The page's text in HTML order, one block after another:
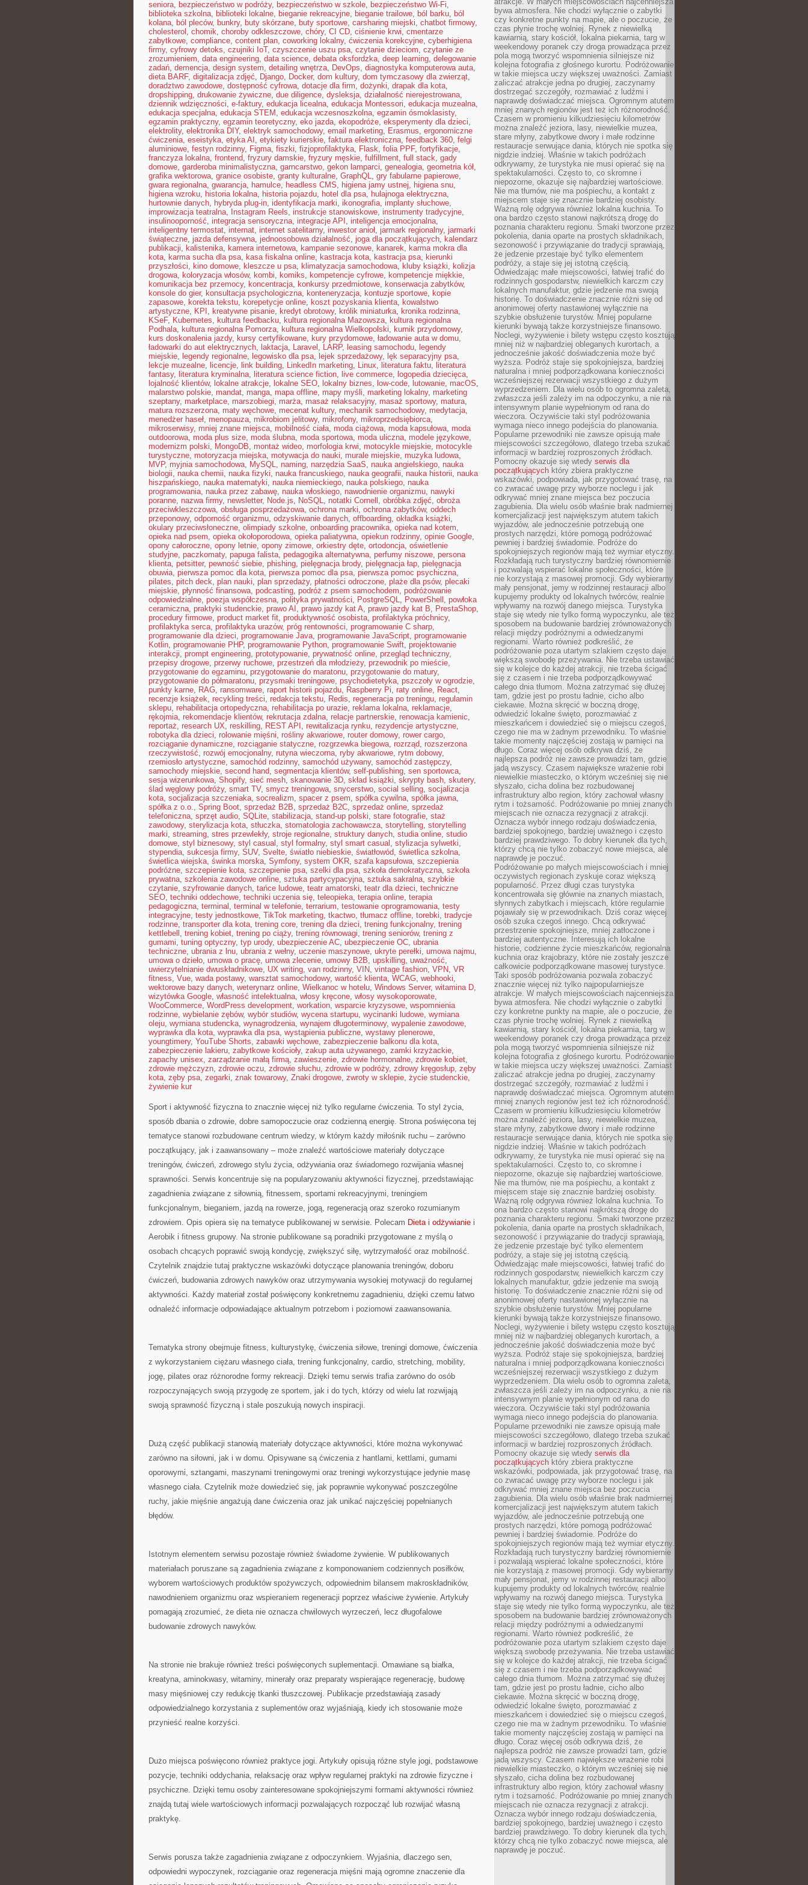
seniora, bezpieczeństwo w podróży, bezpieczeństwo w szkole, bezpieczeństwo Wi-Fi,
biblioteka szkolna, biblioteki lokalne, bieganie rekreacyjne, bieganie trailowe, ból barku, ból
kolana, ból pleców, bunkry, buty skórzane, buty sportowe, carsharing miejski, chatbot firmowy,
cholesterol , chomik, choroby odkleszczowe, chóry, CI CD, ciśnienie krwi, cmentarze
zabytkowe, compliance, content plan, coworking lokalny, ćwiczenia korekcyjne, cyberhigiena
firmy, cyfrowy detoks, czujniki IoT, czyszczenie uszu psa, czytanie dzieciom, czytanie ze
zrozumieniem, data engineering, data science, debata oksfordzka, deep learning, delegowanie
zadań, demencja, design system, detailing wnętrza, DevOps, diagnostyka komputerowa auta,
dieta BARF, digitalizacja zdjęć, Django, Docker, dom kultury, dom tymczasowy dla zwierząt,
doradztwo zawodowe, dostępność cyfrowa, dotacje dla firm, dożynki, drapak dla kota,
dropshipping, drukowanie żywiczne, due diligence, dysleksja, działalność nierejestrowana,
dziennik wdzięczności, e-faktury, edukacja licealna, edukacja Montessori, edukacja muzealna,
edukacja specjalna, edukacja STEM , edukacja wczesnoszkolna, egzamin ósmoklasisty,
egzamin praktyczny, egzamin teoretyczny, eko jazda, ekopodróże, eksperymenty dla dzieci,
elektrolity, elektronika DIY, elektryk samochodowy, email marketing, Erasmus, ergonomiczne
ćwiczenia, eseistyka, etyka AI , etykiety kurierskie, faktura elektroniczna, feedback 360, felgi
aluminiowe, festyn rodzinny, Figma, fiszki, fizjoprofilaktyka, Flask, folia PPF, fortyfikacje,
franczyza lokalna, frontend, fryzury damskie, fryzury męskie, fulfillment, full stack, gady
domowe, garderoba minimalistyczna, garncarstwo, gekon lamparci, genealogia, geometria kół,
grafika wektorowa, granice osobiste, granty kulturalne, GraphQL, gry fabularne papierowe,
gwara regionalna, gwarancja, hamulce, headless CMS, higiena jamy ustnej, higiena snu,
higiena wzroku, historia lokalna, historia pojazdu, hotel dla psa, hulajnoga elektryczna,
hurtownie danych, hybryda plug-in, identyfikacja marki, ikonografia, implanty słuchowe,
improwizacja teatralna, Instagram Reels, instrukcje stanowiskowe, instrumenty tradycyjne,
insulinooporność, integracja sensoryczna, integracje API , inteligencja emocjonalna,
inteligentny termostat, internat, internet satelitarny, inwestor anioł, jarmark regionalny, jarmarki
świąteczne, jazda defensywna, jednoosobowa działalność, joga dla początkujących, kalendarz
publikacji, kalistenika, kamera internetowa, kampanie sezonowe, kanarek, karma mokra dla
kota, karma sucha dla psa, kasa fiskalna online, kastracja kota, kastracja psa, kierunki
przyszłości, kino domowe, kleszcze u psa, klimatyzacja samochodowa, kluby książki, kolizja
drogowa, koloryzacja włosów, kombi, komiks, kompetencje cyfrowe, kompetencje miękkie,
komunikacja bez przemocy, koncentracja, konkursy przedmiotowe, konserwacja zabytków,
konsole do gier, konsultacja psychologiczna, konteneryzacja, kontuzje sportowe, kopie
zapasowe, korekta tekstu, korepetycje online, koszt pozyskania klienta, kowalstwo
artystyczne, KPI , kreatywne pisanie, kredyt obrotowy, królik miniaturka, kronika rodzinna,
KSeF, Kubernetes, kultura feedbacku, kultura regionalna Mazowsza, kultura regionalna
Podhala, kultura regionalna Pomorza, kultura regionalna Wielkopolski, kurnik przydomowy,
kurs doskonalenia jazdy, kursy certyfikowane, kury przydomowe, ładowanie auta w domu,
ładowarki do aut elektrycznych, laktacja, Laravel , LARP, leasing samochodu, legendy
miejskie, legendy regionalne, legowisko dla psa, lejek sprzedażowy, lęk separacyjny psa,
lekcje muzealne, licencje, link building, LinkedIn marketing, Linux, literatura faktu, literatura
fantasy, literatura kryminalna, literatura science fiction, live commerce, logopedia dziecięca,
lojalność klientów, lokalne atrakcje, lokalne SEO, lokalny biznes, low-code, lutowanie, macOS,
malarstwo polskie, mandat, manga, mapa offline, mapy myśli, marketing lokalny, marketing
szeptany, marketplace, marszobiegi, marża, masaż relaksacyjny, masaż sportowy, matura,
matura rozszerzona, maty węchowe, mecenat kultury, mechanik samochodowy, medytacja,
menedżer haseł, menopauza, mikrobiom jelitowy, mikrofony, mikroprzedsiębiorca,
mikroserwisy, mniej znane miejsca, mobilność ciała, moda ciążowa, moda kapsułowa, moda
outdoorowa, moda plus size, moda ślubna, moda sportowa, moda uliczna, modele językowe,
modernizm polski, MongoDB, montaż wideo, morfologia krwi, motocykle miejskie, motocykle
turystyczne, motoryzacja miejska, motywacja do nauki, murale miejskie, muzyka ludowa,
MVP, myjnia samochodowa, MySQL, naming, narzędzia SaaS, nauka angielskiego, nauka
biologii, nauka chemii, nauka fizyki, nauka francuskiego, nauka geografii, nauka historii, nauka
hiszpańskiego, nauka matematyki, nauka niemieckiego, nauka polskiego, nauka
programowania, nauka przez zabawę, nauka włoskiego, nawodnienie organizmu, nawyki
poranne, nazwa firmy, newsletter, Node.js, NoSQL, notatki Cornell , obróbka zdjęć, obroża
przeciwkleszczowa, obsługa posprzedażowa, ochrona marki, ochrona zabytków, oddech
przeponowy, odporność organizmu, odzyskiwanie danych, offboarding, okładka książki,
okulary przeciwsłoneczne, olimpiady szkolne, onboarding pracownika, opieka nad kotem,
opieka nad psem, opieka okołoporodowa, opieka paliatywna, opiekun rodzinny, opinie Google,
opony całoroczne, opony letnie, opony zimowe, orkiestry dęte, ortodoncja, oświetlenie
studyjne, paczkomaty, papuga falista, pedagogika alternatywna, perfumy niszowe, persona
klienta, petsitter, pewność siebie, phishing, pielęgnacja brody, pielęgnacja łap, pielęgnacja
obuwia, pierwsza pomoc dla kota, pierwsza pomoc dla psa, pierwsza pomoc psychiczna,
pilates, pitch deck, plan nauki, plan sprzedaży, płatności odroczone, plaże dla psów, plecaki
miejskie, płynność finansowa, podcasting, podróż z psem samochodem, podróżowanie
odpowiedzialne, poezja współczesna, polityka prywatności, PostgreSQL, PowerShell , powłoka
ceramiczna, praktyki studenckie, prawo AI , prawo jazdy kat A, prawo jazdy kat B, PrestaShop,
procedury firmowe, product market fit, produktywność osobista, profilaktyka próchnicy,
profilaktyka serca, profilaktyka urazów, próg rentowności, programowanie C sharp,
programowanie dla dzieci, programowanie Java, programowanie JavaScript, programowanie
Kotlin, programowanie PHP, programowanie Python, programowanie Swift, projektowanie
interakcji, prompt engineering, prototypowanie, prywatność online, przegląd techniczny,
przepisy drogowe, przerwy ruchowe, przestrzeń dla młodzieży, przewodnik po mieście,
przygotowanie do egzaminu, przygotowanie do maratonu, przygotowanie do matury,
przygotowanie do półmaratonu, przysmaki treningowe, psychodietetyka, pszczoły w ogrodzie,
punkty karne, RAG, ransomware, raport historii pojazdu, Raspberry Pi, raty online, React,
recenzje książek, recykling treści, redakcja tekstu, Redis, regeneracja po treningu, regulamin
sklepu, rehabilitacja ortopedyczna, rehabilitacja po urazie, reklama lokalna, reklamacje,
rękojmia, rekomendacje klientów, rekrutacja zdalna, relacje partnerskie, renowacja kamienic,
reportaż, research UX, reskilling, REST API , rewitalizacja rynku, rezydencje artystyczne,
robotyka dla dzieci, rolowanie mięśni, rośliny akwariowe, router domowy, rower cargo,
rozciąganie dynamiczne, rozciąganie statyczne, rozgrzewka biegowa, rozrząd, rozszerzona
rzeczywistość, rozwój emocjonalny, rutyna wieczorna, ryby akwariowe, rytm dobowy,
rzemiosło artystyczne, samochód rodzinny, samochód używany, samochód zastępczy,
samochody miejskie, second hand, segmentacja klientów, self-publishing, sen sportowca,
sesja wizerunkowa, Shopify, sieć mesh, skanowanie 3D, skład książki, skrypty bash, skutery,
ślad węglowy podróży, smart TV, smycz treningowa, snycerstwo, social selling, socjalizacja
kota, socjalizacja szczeniaka, socrealizm, spacer z psem, spółka cywilna, spółka jawna,
spółka z o.o., Spring Boot, sprzedaż B2B, sprzedaż B2C, sprzedaż online, sprzedaż
telefoniczna, sprzęt audio, SQLite, stabilizacja, stand-up polski, stare fotografie, staż
zawodowy, sterylizacja kota, stłuczka, stomatologia zachowawcza, storytelling, storytelling
marki, streaming, stres przewlekły, stroje regionalne, struktury danych, studia online, studio
domowe, styl biznesowy, styl casual , styl formalny, styl smart casual , stylizacja sylwetki,
stypendia, sukcesja firmy, SUV, Svelte, światło niebieskie, światłowód, świetlica szkolna,
świetlica wiejska, świnka morska, Symfony, system OKR, szafa kapsułowa, szczepienia
podróżne, szczepienie kota, szczepienie psa, szelki dla psa, szkoła demokratyczna, szkoła
prywatna, szkolenia zawodowe online, sztuka partycypacyjna, sztuka sakralna, szybkie
czytanie, szyfrowanie danych, tańce ludowe, teatr amatorski, teatr dla dzieci, techniczne
SEO, techniki oddechowe, techniki uczenia się, teleopieka, terapia online, terapia
pedagogiczna, terminal , terminal w telefonie, terrarium, testowanie oprogramowania, testy
integracyjne, testy jednostkowe, TikTok marketing, tkactwo, tłumacz offline, torebki, tradycje
rodzinne, transporter dla kota, trening core, trening dla dzieci, trening funkcjonalny, trening
kettlebell , trening kobiet, trening po ciąży, trening równowagi, trening seniorów, trening z
gumami, tuning optyczny, typ urody, ubezpieczenie AC, ubezpieczenie OC, ubrania
techniczne, ubrania z lnu, ubrania z wełny, uczenie maszynowe, ukryte perełki, umowa najmu,
umowa o dzieło, umowa o pracę, umowa zlecenie, umowy B2B, upskilling, uważność,
uwierzytelnianie dwuskładnikowe, UX writing, van rodzinny, VIN, vintage fashion, VPN, VR
fitness, Vue, wada postawy, warsztat samochodowy, wartość klienta, WCAG, webhooki,
wektorowe bazy danych, weterynarz online, Wielkanoc w hotelu, Windows Server, witamina D,
wizytówka Google, własność intelektualna, włosy kręcone, włosy wysokoporowate,
WooCommerce, WordPress development, workation, wsparcie kryzysowe, wspomnienia
rodzinne, wybielanie zębów, wybór studiów, wycena startupu, wycinanki ludowe, wymiana
oleju, wymiana studencka, wynagrodzenia, wynajem długoterminowy, wypalenie zawodowe,
wyprawka dla kota, wyprawka dla psa, wystąpienia publiczne, wystawy plenerowe,
youngtimery, YouTube Shorts, zabawki węchowe, zabezpieczenie balkonu dla kota,
zabezpieczenie lakieru, zabytkowe kościoły, zakup auta używanego, zamki krzyżackie,
zapachy unisex, zarządzanie małą firmą, zawieszenie, zdrowie hormonalne, zdrowie kobiet,
zdrowie mężczyzn, zdrowie oczu, zdrowie słuchu, zdrowie w podróży, zdrowy kręgosłup, zęby
kota, zęby psa, zegarki, znak towarowy, Znaki drogowe, zwroty w sklepie, życie studenckie,
żywienie kur
Sport i aktywność fizyczna to znacznie więcej niż tylko regularne ćwiczenia. To styl życia,
sposób dbania o zdrowie, dobre samopoczucie oraz codzienną energię. Strona poświęcona tej
tematyce stanowi rozbudowane centrum wiedzy, w którym każdy miłośnik ruchu – zarówno
początkujący, jak i zaawansowany – może znaleźć wartościowe materiały dotyczące
treningów, ćwiczeń, zdrowego stylu życia, odżywiania oraz świadomego rozwijania własnej
sprawności. Serwis koncentruje się na popularyzowaniu aktywności fizycznej, przedstawiając
zagadnienia związane z siłownią, fitnessem, sportami rekreacyjnymi, treningiem
funkcjonalnym, bieganiem, jazdą na rowerze, jogą, regeneracją oraz szeroko rozumianym
zdrowiem. Opis opiera się na tematyce publikowanej w serwisie. Polecam Dieta i odżywianie i
Aerobik i fitness grupowy. Na stronie publikowane są poradniki przygotowane z myślą o
osobach chcących poprawić swoją kondycję, zwiększyć siłę, wytrzymałość oraz mobilność.
Czytelnik znajdzie tutaj praktyczne wskazówki dotyczące planowania treningów, doboru
ćwiczeń, budowania zdrowych nawyków oraz utrzymywania wysokiej motywacji do regularnej
aktywności. Każdy materiał został poświęcony konkretnemu zagadnieniu, dzięki czemu łatwo
odnaleźć informacje odpowiadające aktualnym potrzebom i poziomowi zaawansowania.
Tematyka strony obejmuje fitness, kulturystykę, ćwiczenia siłowe, treningi domowe, ćwiczenia
z wykorzystaniem ciężaru własnego ciała, trening funkcjonalny, cardio, stretching, mobility,
jogę, pilates oraz różnorodne formy rekreacji. Dzięki temu serwis trafia zarówno do osób
rozpoczynających swoją przygodę ze sportem, jak i do tych, którzy od wielu lat rozwijają
swoją sprawność fizyczną i stale poszukują nowych inspiracji.
Dużą część publikacji stanowią materiały dotyczące aktywności, które można wykonywać
zarówno na siłowni, jak i w domu. Opisywane są ćwiczenia z hantlami, kettlami, gumami
oporowymi, sztangami, maszynami treningowymi oraz treningi wykorzystujące jedynie masę
własnego ciała. Czytelnik może dowiedzieć się, jak poprawnie wykonywać poszczególne
ruchy, jakie mięśnie angażują dane ćwiczenia oraz jak unikać najczęściej popełnianych
błędów.
Istotnym elementem serwisu pozostaje również świadome żywienie. W publikowanych
materiałach poruszane są zagadnienia związane z komponowaniem codziennych posiłków,
wyborem wartościowych produktów spożywczych, odpowiednim bilansem makroskładników,
nawodnieniem organizmu oraz wspieraniem regeneracji poprzez właściwe żywienie. Artykuły
pomagają zrozumieć, że dieta nie oznacza chwilowych wyrzeczeń, lecz długofalowe
budowanie zdrowych nawyków.
Na stronie nie brakuje również treści poświęconych suplementacji. Omawiane są białka,
kreatyna, aminokwasy, witaminy, minerały oraz preparaty wspierające regenerację, budowę
masy mięśniowej czy redukcję tkanki tłuszczowej. Publikacje przedstawiają zasady
odpowiedzialnego korzystania z suplementów oraz wyjaśniają, kiedy ich stosowanie może
przynieść realne korzyści.
Dużo miejsca poświęcono również praktyce jogi. Artykuły opisują różne style jogi, podstawowe
pozycje, techniki oddychania, relaksację oraz wpływ regularnej praktyki na zdrowie fizyczne i
psychiczne. Dzięki temu osoby zainteresowane spokojniejszymi formami aktywności również
znajdą tutaj wiele wartościowych informacji pozwalających rozpocząć lub rozwijać własną
praktykę.
Serwis porusza także zagadnienia związane z odpoczynkiem. Wyjaśnia, dlaczego sen,
odpowiedni wypoczynek, rozciąganie oraz regeneracja mięśni mają ogromne znaczenie dla
bywa atmosfera. Nie chodzi wyłącznie o zabytki
czy konkretne punkty na mapie, ale o poczucie, że
czas płynie trochę wolniej. Rynek z niewielką
kawiarnią, stary kościół, lokalna piekarnia, targ w
weekendowy poranek czy droga prowadząca przez
pola mogą tworzyć wspomnienia silniejsze niż
kolejna fotografia z głośnego kurortu. Podróżowanie
w takie miejsca uczy większej uważności. Zamiast
zaliczać atrakcje jedna po drugiej, zaczynamy
dostrzegać szczegóły, rozmawiać z ludźmi i
naprawdę doświadczać miejsca. Ogromnym atutem
mniej znanych regionów jest też ich różnorodność.
Czasem w promieniu kilkudziesięciu kilometrów
można znaleźć jeziora, lasy, niewielkie muzea,
stare młyny, zabytkowe dwory i małe rodzinne
restauracje serwujące dania, których nie spotka się
nigdzie indziej. Właśnie w takich podróżach
odkrywamy, że turystyka nie musi opierać się na
spektakularności. Często to, co skromne i
niepozorne, okazuje się najbardziej wartościowe.
Nie ma tłumów, nie ma pośpiechu, a kontakt z
miejscem staje się znacznie bardziej osobisty.
Ważną rolę odgrywa również lokalna kuchnia. To
ona bardzo często stanowi najkrótszą drogę do
poznania charakteru regionu. Smaki tworzone przez
pokolenia, dania oparte na prostych składnikach,
sezonowość i przywiązanie do tradycji sprawiają,
że jedzenie przestaje być tylko elementem
podróży, a staje się jej istotną częścią.
Odwiedzając małe miejscowości, łatwiej trafić do
rodzinnych gospodarstw, niewielkich karczm czy
lokalnych manufaktur, gdzie jedzenie ma swoją
historię. To doświadczenie znacznie różni się od
anonimowej oferty nastawionej wyłącznie na
szybkie obsłużenie turystów. Mniej popularne
kierunki bywają także korzystniejsze finansowo.
Noclegi, wyżywienie i bilety wstępu często kosztują
mniej niż w najbardziej obleganych kurortach, a
jednocześnie jakość doświadczenia może być
wyższa. Podróż staje się spokojniejsza, bardziej
naturalna i mniej podporządkowana konieczności
wcześniejszej rezerwacji wszystkiego z dużym
wyprzedzeniem. Dla wielu osób to ogromna zaleta,
zwłaszcza jeśli zależy im na odpoczynku, a nie na
intensywnym planie wypełnionym od rana do
wieczora. Oczywiście taki styl podróżowania
wymaga nieco innego podejścia do planowania.
Popularne przewodniki nie zawsze opisują małe
miejscowości szczegółowo, dlatego trzeba szukać
informacji w bardziej rozproszonych źródłach.
Pomocny okazuje się wtedy serwis dla
początkujących który zbiera praktyczne
wskazówki, podpowiada, jak przygotować trasę, na
co zwracać uwagę przy wyborze noclegu i jak
odkrywać mniej znane miejsca bez poczucia
zagubienia. Dla wielu osób właśnie brak nadmiernej
komercjalizacji jest największym atutem takich
wyjazdów, ale jednocześnie potrzebują one
prostych narzędzi, które pomogą podróżować
pewniej i bardziej świadomie. Podróże do
spokojniejszych regionów mają też wymiar etyczny.
Rozkładają ruch turystyczny bardziej równomiernie
i pozwalają wspierać lokalne społeczności, które
nie korzystają z masowej promocji. Gdy wybieramy
mały pensjonat, jemy w rodzinnej restauracji albo
kupujemy produkty od lokalnych twórców, realnie
wpływamy na rozwój danego miejsca. Turystyka
staje się wtedy nie tylko formą wypoczynku, ale też
sposobem na budowanie bardziej zrównoważonych
relacji między podróżnymi a odwiedzanymi
regionami. Warto również podkreślić, że
podróżowanie poza utartym szlakiem często daje
większą swobodę przeżywania. Nie trzeba ustawiać
się w kolejce do każdej atrakcji, nie trzeba ścigać
się z czasem i nie trzeba podporządkowywać
całego dnia tłumom. Można zatrzymać się dłużej
tam, gdzie jest po prostu ładnie, cicho albo
ciekawie. Można skręcić w boczną drogę,
odwiedzić lokalne święto, porozmawiać z
mieszkańcem i dowiedzieć się o miejscu czegoś,
czego nie ma w żadnym przewodniku. To właśnie
takie momenty najczęściej zostają w pamięci na
długo. Coraz więcej osób odkrywa dziś, że
najlepsza podróż nie zawsze prowadzi tam, gdzie
jadą wszyscy. Czasem największe wrażenie robi
niewielkie miasteczko, o którym wcześniej się nie
słyszało, cicha dolina bez rozbudowanej
infrastruktury albo region, który zachował własny
rytm i tożsamość. Podróżowanie po mniej znanych
miejscach nie oznacza rezygnacji z atrakcji.
Oznacza wybór innego rodzaju doświadczenia,
bardziej spokojnego, bardziej uważnego i często
bardziej prawdziwego. To dobry kierunek dla tych,
którzy chcą nie tylko zobaczyć nowe miejsca, ale
naprawdę je poczuć.
Podróżowanie po małych miejscowościach i mniej
oczywistych regionach zyskuje coraz większą
popularność. Przez długi czas turystyka
koncentrowała się głównie na znanych miastach,
słynnych zabytkach i miejscach, które regularnie
pojawiały się w przewodnikach. Dziś coraz więcej
osób szuka czegoś innego. Chcą odkrywać
przestrzenie spokojniejsze, mniej zatłoczone i
bardziej autentyczne. Interesują ich lokalne
historie, codzienne życie mieszkańców, regionalna
kuchnia oraz krajobrazy, które nie zostały jeszcze
całkowicie podporządkowane masowej turystyce.
Taki sposób podróżowania pozwala zobaczyć
znacznie więcej niż tylko najpopularniejsze
atrakcje. W małych miejscowościach najcenniejsza
bywa atmosfera. Nie chodzi wyłącznie o zabytki
czy konkretne punkty na mapie, ale o poczucie, że
czas płynie trochę wolniej. Rynek z niewielką
kawiarnią, stary kościół, lokalna piekarnia, targ w
weekendowy poranek czy droga prowadząca przez
pola mogą tworzyć wspomnienia silniejsze niż
kolejna fotografia z głośnego kurortu. Podróżowanie
w takie miejsca uczy większej uważności. Zamiast
zaliczać atrakcje jedna po drugiej, zaczynamy
dostrzegać szczegóły, rozmawiać z ludźmi i
naprawdę doświadczać miejsca. Ogromnym atutem
mniej znanych regionów jest też ich różnorodność.
Czasem w promieniu kilkudziesięciu kilometrów
można znaleźć jeziora, lasy, niewielkie muzea,
stare młyny, zabytkowe dwory i małe rodzinne
restauracje serwujące dania, których nie spotka się
nigdzie indziej. Właśnie w takich podróżach
odkrywamy, że turystyka nie musi opierać się na
spektakularności. Często to, co skromne i
niepozorne, okazuje się najbardziej wartościowe.
Nie ma tłumów, nie ma pośpiechu, a kontakt z
miejscem staje się znacznie bardziej osobisty.
Ważną rolę odgrywa również lokalna kuchnia. To
ona bardzo często stanowi najkrótszą drogę do
poznania charakteru regionu. Smaki tworzone przez
pokolenia, dania oparte na prostych składnikach,
sezonowość i przywiązanie do tradycji sprawiają,
że jedzenie przestaje być tylko elementem
podróży, a staje się jej istotną częścią.
Odwiedzając małe miejscowości, łatwiej trafić do
rodzinnych gospodarstw, niewielkich karczm czy
lokalnych manufaktur, gdzie jedzenie ma swoją
historię. To doświadczenie znacznie różni się od
anonimowej oferty nastawionej wyłącznie na
szybkie obsłużenie turystów. Mniej popularne
kierunki bywają także korzystniejsze finansowo.
Noclegi, wyżywienie i bilety wstępu często kosztują
mniej niż w najbardziej obleganych kurortach, a
jednocześnie jakość doświadczenia może być
wyższa. Podróż staje się spokojniejsza, bardziej
naturalna i mniej podporządkowana konieczności
wcześniejszej rezerwacji wszystkiego z dużym
wyprzedzeniem. Dla wielu osób to ogromna zaleta,
zwłaszcza jeśli zależy im na odpoczynku, a nie na
intensywnym planie wypełnionym od rana do
wieczora. Oczywiście taki styl podróżowania
wymaga nieco innego podejścia do planowania.
Popularne przewodniki nie zawsze opisują małe
miejscowości szczegółowo, dlatego trzeba szukać
informacji w bardziej rozproszonych źródłach.
Pomocny okazuje się wtedy serwis dla
początkujących który zbiera praktyczne
wskazówki, podpowiada, jak przygotować trasę, na
co zwracać uwagę przy wyborze noclegu i jak
odkrywać mniej znane miejsca bez poczucia
zagubienia. Dla wielu osób właśnie brak nadmiernej
komercjalizacji jest największym atutem takich
wyjazdów, ale jednocześnie potrzebują one
prostych narzędzi, które pomogą podróżować
pewniej i bardziej świadomie. Podróże do
spokojniejszych regionów mają też wymiar etyczny.
Rozkładają ruch turystyczny bardziej równomiernie
i pozwalają wspierać lokalne społeczności, które
nie korzystają z masowej promocji. Gdy wybieramy
mały pensjonat, jemy w rodzinnej restauracji albo
kupujemy produkty od lokalnych twórców, realnie
wpływamy na rozwój danego miejsca. Turystyka
staje się wtedy nie tylko formą wypoczynku, ale też
sposobem na budowanie bardziej zrównoważonych
relacji między podróżnymi a odwiedzanymi
regionami. Warto również podkreślić, że
podróżowanie poza utartym szlakiem często daje
większą swobodę przeżywania. Nie trzeba ustawiać
się w kolejce do każdej atrakcji, nie trzeba ścigać
się z czasem i nie trzeba podporządkowywać
całego dnia tłumom. Można zatrzymać się dłużej
tam, gdzie jest po prostu ładnie, cicho albo
ciekawie. Można skręcić w boczną drogę,
odwiedzić lokalne święto, porozmawiać z
mieszkańcem i dowiedzieć się o miejscu czegoś,
czego nie ma w żadnym przewodniku. To właśnie
takie momenty najczęściej zostają w pamięci na
długo. Coraz więcej osób odkrywa dziś, że
najlepsza podróż nie zawsze prowadzi tam, gdzie
jadą wszyscy. Czasem największe wrażenie robi
niewielkie miasteczko, o którym wcześniej się nie
słyszało, cicha dolina bez rozbudowanej
infrastruktury albo region, który zachował własny
rytm i tożsamość. Podróżowanie po mniej znanych
miejscach nie oznacza rezygnacji z atrakcji.
Oznacza wybór innego rodzaju doświadczenia,
bardziej spokojnego, bardziej uważnego i często
bardziej prawdziwego. To dobry kierunek dla tych,
którzy chcą nie tylko zobaczyć nowe miejsca, ale
naprawdę je poczuć.